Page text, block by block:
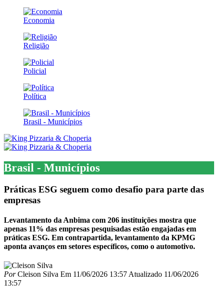
Economia
Religião
Policial
Política
Brasil - Municípios
Brasil - Municípios
Práticas ESG seguem como desafio para parte das
empresas
Levantamento da Anbima com 206 instituições mostra que
apenas 11% das empresas pesquisadas estão engajadas em
práticas ESG. Em contrapartida, levantamento da KPMG
aponta avanços em setores específicos, como o automotivo.
PorCleison Silva Em 11/06/2026 13:57 Atualizado 11/06/2026
13:57